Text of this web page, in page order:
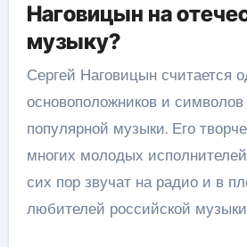
Наговицын на
музыку?
Сергей Наговицын считается
основоположников и символов
популярной музыки. Его
многих молодых
сих пор звучат на радио и в
любителей российской